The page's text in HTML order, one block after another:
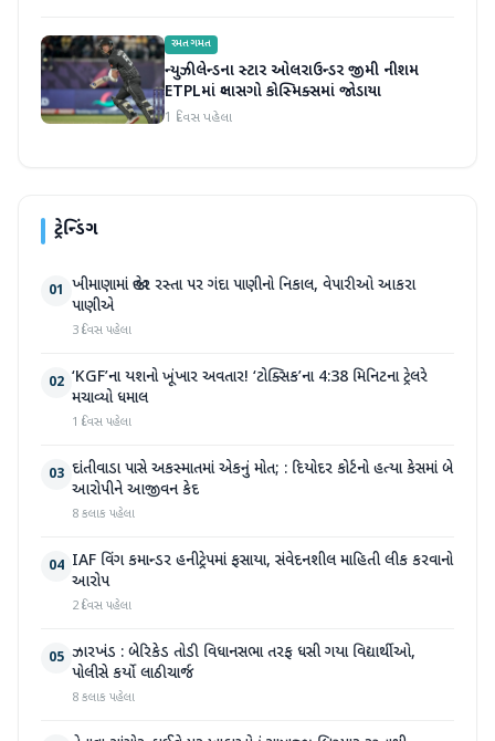
રમતગમત
ન્યુઝીલેન્ડના સ્ટાર ઓલરાઉન્ડર જીમી નીશમ
ETPLમાં ગ્લાસગો કોસ્મિક્સમાં જોડાયા
1 દિવસ પહેલા
ટ્રેન્ડિંગ
01 ખીમાણામાં જાહેર રસ્તા પર ગંદા પાણીનો નિકાલ, વેપારીઓ આકરા
પાણીએ
3 દિવસ પહેલા
02 ‘KGF’ના યશનો ખૂંખાર અવતાર! ‘ટોક્સિક’ના 4:38 મિનિટના ટ્રેલરે
મચાવ્યો ધમાલ
1 દિવસ પહેલા
03 દાંતીવાડા પાસે અકસ્માતમાં એકનું મોત; : દિયોદર કોર્ટનો હત્યા કેસમાં બે
આરોપીને આજીવન કેદ
8 કલાક પહેલા
04 IAF વિંગ કમાન્ડર હનીટ્રેપમાં ફસાયા, સંવેદનશીલ માહિતી લીક કરવાનો
આરોપ
2 દિવસ પહેલા
05 ઝારખંડ : બેરિકેડ તોડી વિધાનસભા તરફ ધસી ગયા વિદ્યાર્થીઓ,
પોલીસે કર્યો લાઠીચાર્જ
8 કલાક પહેલા